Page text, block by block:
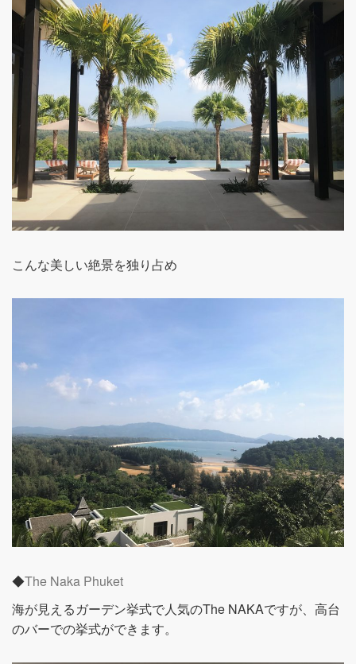
こんな美しい絶景を独り占め
◆The Naka Phuket
海が見えるガーデン挙式で人気のThe NAKAですが、高台
のバーでの挙式ができます。